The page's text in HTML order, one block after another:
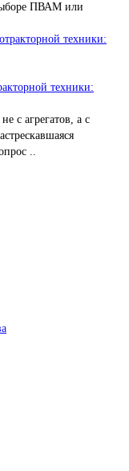
ПВАМ или
техники:
с агрегатов, а с
..